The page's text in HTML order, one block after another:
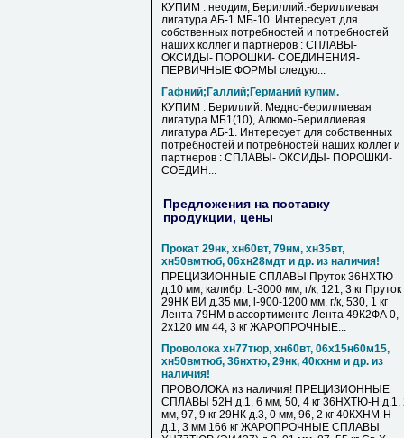
КУПИМ : неодим, Бериллий.-бериллиевая
лигатура АБ-1 МБ-10. Интересует для
собственных потребностей и потребностей
наших коллег и партнеров : СПЛАВЫ-
ОКСИДЫ- ПОРОШКИ- СОЕДИНЕНИЯ-
ПЕРВИЧНЫЕ ФОРМЫ следую...
Гафний;Галлий;Германий купим.
КУПИМ : Бериллий. Медно-бериллиевая
лигатура МБ1(10), Алюмо-Бериллиевая
лигатура АБ-1. Интересует для собственных
потребностей и потребностей наших коллег и
партнеров : СПЛАВЫ- ОКСИДЫ- ПОРОШКИ-
СОЕДИН...
Предложения на поставку
продукции, цены
Прокат 29нк, хн60вт, 79нм, хн35вт,
хн50вмтюб, 06хн28мдт и др. из наличия!
ПРЕЦИЗИОННЫЕ СПЛАВЫ Пруток 36НХТЮ
д.10 мм, калибр. L-3000 мм, г/к, 121, 3 кг Пруток
29НК ВИ д.35 мм, l-900-1200 мм, г/к, 530, 1 кг
Лента 79НМ в ассортименте Лента 49К2ФА 0,
2х120 мм 44, 3 кг ЖАРОПРОЧНЫЕ...
Проволока хн77тюр, хн60вт, 06х15н60м15,
хн50вмтюб, 36нхтю, 29нк, 40кхнм и др. из
наличия!
ПРОВОЛОКА из наличия! ПРЕЦИЗИОННЫЕ
СПЛАВЫ 52Н д.1, 6 мм, 50, 4 кг 36НХТЮ-Н д.1,
мм, 97, 9 кг 29НК д.3, 0 мм, 96, 2 кг 40КХНМ-Н
д.1, 3 мм 166 кг ЖАРОПРОЧНЫЕ СПЛАВЫ